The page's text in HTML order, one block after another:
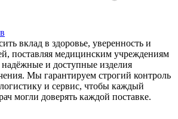
вклад в здоровье, уверенность и
поставляя медицинским учреждениям
и доступные изделия
Мы гарантируем строгий контроль
и сервис, чтобы каждый
могли доверять каждой поставке.